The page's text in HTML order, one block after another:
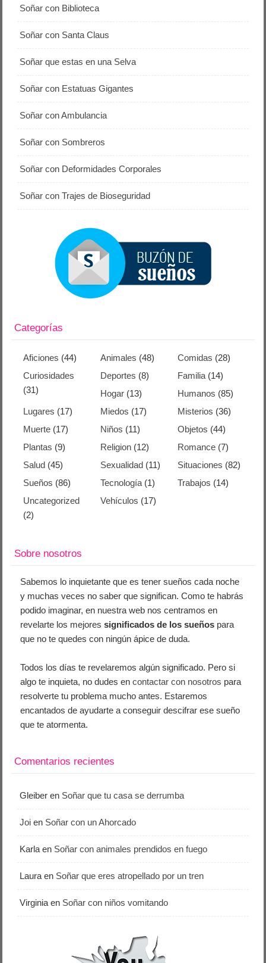
Soñar con Biblioteca
Soñar con Santa Claus
Soñar que estas en una Selva
Soñar con Estatuas Gigantes
Soñar con Ambulancia
Soñar con Sombreros
Soñar con Deformidades Corporales
Soñar con Trajes de Bioseguridad
Categorías
Aficiones (44) Animales (48) Comidas (28)
Curiosidades
(31)
Deportes (8) Familia(14)
Hogar (13) Humanos (85)
Lugares (17) Miedos (17) Misterios (36)
Muerte (17) Niños (11) Objetos (44)
Plantas (9) Religion (12) Romance(7)
Salud (45) Sexualidad (11) Situaciones (82)
Sueños (86) Tecnología (1) Trabajos (14)
Uncategorized
(2)
Vehículos (17)
Sobre nosotros
Sabemos lo inquietante que es tener sueños cada noche
y muchas veces no saber que significan. Como te habrás
podido imaginar, en nuestra web nos centramos en
revelarte los mejoressignificados de los sueños para
que no te quedes con ningún ápice de duda.
Todos los días te revelaremos algún significado. Pero si
algo te inquieta, no dudes encontactar con nosotros para
resolverte tu problema mucho antes. Estaremos
encantados de ayudarte a conseguir descifrar ese sueño
que te atormenta.
Comentarios recientes
Gleiber en Soñar que tu casa se derrumba
Joi en Soñar con un Ahorcado
Karla en Soñar con animales prendidos en fuego
Laura en Soñar que eres atropellado por un tren
Virginia en Soñar con niños vomitando